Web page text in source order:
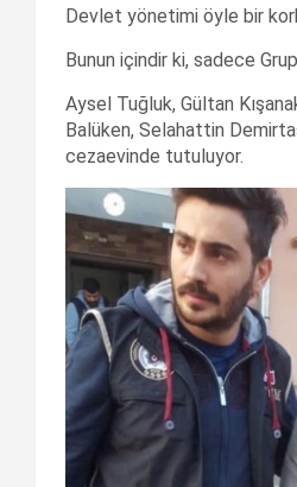
Devlet yönetimi öyle bir
Bunun içindir ki, sadece
Aysel Tuğluk, Gültan
Balüken, Selahattin
cezaevinde tutuluyor.